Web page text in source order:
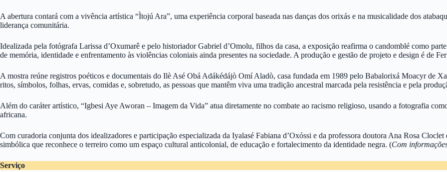
A abertura contará com a vivência artística “Ìtojú Ara”, uma experiência corporal baseada nas danças dos orixás e na musicalidade dos
liderança comunitária.
Idealizada pela fotógrafa Larissa d’Oxumarê e pelo historiador Gabriel d’Omolu, filhos da casa, a exposição reafirma o candomblé como
de memória, identidade e enfrentamento às violências coloniais ainda presentes na sociedade. A produção e gestão de projeto e design é de
A mostra reúne registros poéticos e documentais do Ilè Asé Obá Adákédájò Omí Aladò, casa fundada em 1989 pelo Babalorixá Moacyr de
ritos, símbolos, folhas, ervas, comidas e, sobretudo, as pessoas que mantêm viva uma tradição ancestral marcada pela resistência e pela
Além do caráter artístico, “Igbesi Aye Aworan – Imagem da Vida” atua diretamente no combate ao racismo religioso, usando a fotografia
africana.
Com curadoria conjunta dos idealizadores e participação especializada da Iyalasé Fabiana d’Oxóssi e da professora doutora Ana Rosa
simbólica que reconhece o terreiro como um espaço cultural anticolonial, de educação e fortalecimento da identidade negra. (Com
Serviço